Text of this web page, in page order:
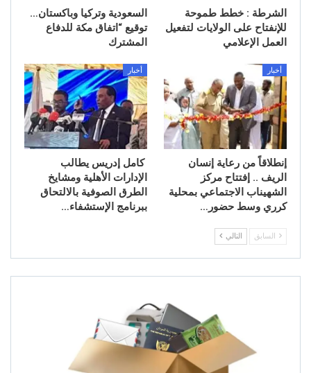
الشرطة : خطط طموحة
للإنفتاح على الولايات لتفعيل
العمل الإعلامي
السعودية وتركيا وباكستان…
توقيع “اتفاق مكة للدفاع
المشترك
أخبار
إنطلاقاً من رعاية إنسان
الريف .. إفتتاح مركز
الشهيناب الاجتماعي بمحلية
كرري وسط حضور…
أخبار
كامل إدريس يطالب
الإدارات الأهلية ومشايخ
الطرق الصوفية بالالتحاق
ببرنامج الإستشفاء…
السابق التالي